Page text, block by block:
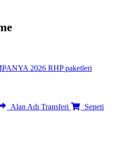
2026 RHP paketleri
Alan Adı Transferi
Sepeti